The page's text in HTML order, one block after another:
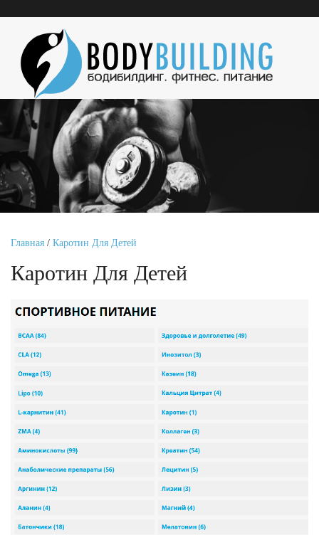
Главная / Каротин Для Детей
Каротин Для Детей